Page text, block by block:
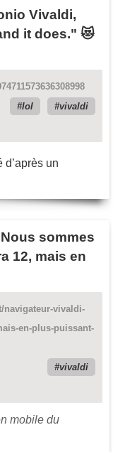
Vivaldi,
it does." 😻
lol
vivaldi
d’après un
sommes
12, mais en
navigateur-vivaldi-
en-plus-puissant-
vivaldi
mobile du